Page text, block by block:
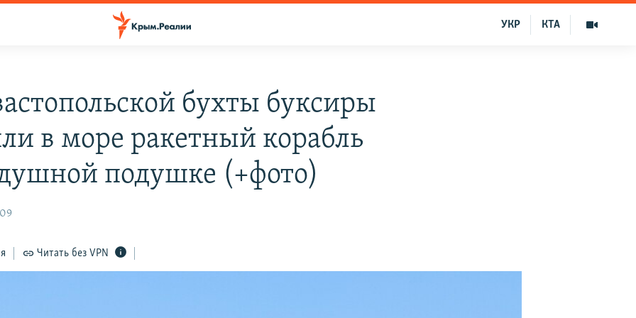
КТА
УКР
бухты буксиры
в море ракетный корабль
подушке (+фото)
Читать без VPN